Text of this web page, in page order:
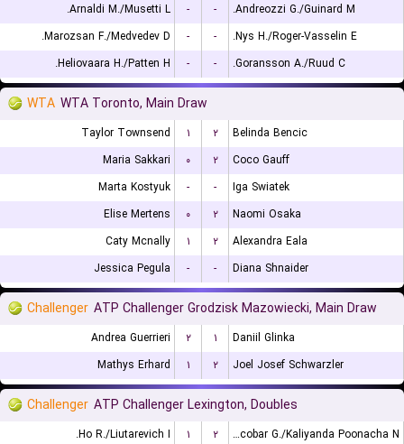
Arnaldi M./Musetti L.
- -
Andreozzi G./Guinard M.
Marozsan F./Medvedev D.
- -
Nys H./Roger-Vasselin E.
Heliovaara H./Patten H.
- - Goransson A./Ruud C.
WTA WTA Toronto, Main Draw
Taylor Townsend ۱ ۲
Belinda Bencic
Maria Sakkari
۰ ۲
Coco Gauff
Marta Kostyuk
- -
Iga Swiatek
Elise Mertens
۰ ۲
Naomi Osaka
Caty Mcnally
۱ ۲
Alexandra Eala
Jessica Pegula
- - Diana Shnaider
Challenger ATP Challenger Grodzisk Mazowiecki, Main Draw
Andrea Guerrieri ۲ ۱
Daniil Glinka
Mathys Erhard
۱ ۲ Joel Josef Schwarzler
Challenger ATP Challenger Lexington, Doubles
Ho R./Liutarevich I. ۱ ۲
Escobar G./Kaliyanda Poonacha N.